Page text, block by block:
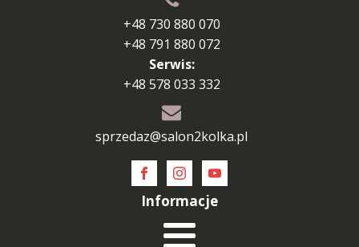
+48 730 880 070
+48 791 880 072
Serwis:
+48 578 033 332
sprzedaz@salon2kolka.pl
Informacje